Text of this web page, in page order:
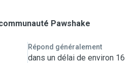
Pawshake
Répond généralement
dans un délai de environ 16